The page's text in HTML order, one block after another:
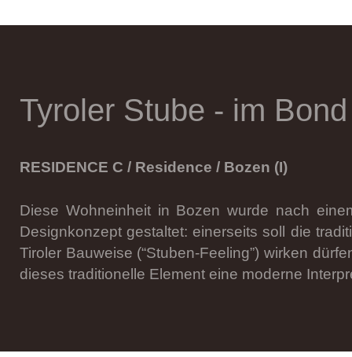
Tyroler Stube - im
RESIDENCE C / Residence / Bozen (I)
Diese Wohneinheit in Bozen wurde nach
Designkonzept gestaltet: einerseits soll die
Tiroler Bauweise (“Stuben-Feeling”) wirken
dieses traditionelle Element eine moderne